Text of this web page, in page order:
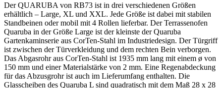
Der QUARUBA von RB73 ist in drei verschiedenen Größen
erhältlich – Large, XL und XXL. Jede Größe ist dabei mit stabilen
Standbeinen oder mobil mit 4 Rollen lieferbar. Der Terrassenofen
Quaruba in der Größe Large ist der kleinste der Quaruba
Gartenkaminserie aus CorTen-Stahl im Industriedesign. Der Türgriff
ist zwischen der Türverkleidung und dem rechten Bein verborgen.
Das Abgasrohr aus CorTen-Stahl ist 1935 mm lang mit einem ø von
150 mm und einer Materialstärke von 2 mm. Eine Regenabdeckung
für das Abzusgrohr ist auch im Lieferumfang enthalten. Die
Glasscheiben des Quaruba L sind quadratisch mit dem Maß 28 x 28